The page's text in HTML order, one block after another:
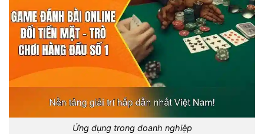
Ứng dụng trong doanh nghiệp